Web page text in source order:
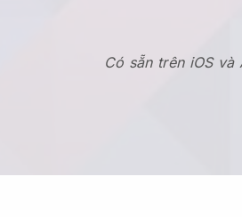
Có sẵn trên iOS và